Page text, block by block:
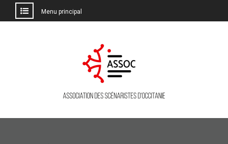
Menu principal